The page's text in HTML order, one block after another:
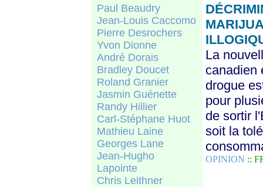
Paul Beaudry
Jean-Louis Caccomo
Pierre Desrochers
Yvon Dionne
André Dorais
Bradley Doucet
Roland Granier
Jasmin Guénette
Randy Hillier
Carl-Stéphane Huot
Mathieu Laine
Georges Lane
Jean-Hugho
Lapointe
Chris Leithner
La
canadien
drogue
pour
de sortir
soit la
OPINION ::